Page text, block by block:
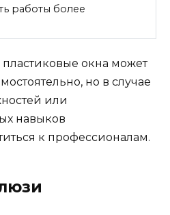
работы более
окна может
но в случае
или
навыков
к профессионалам.